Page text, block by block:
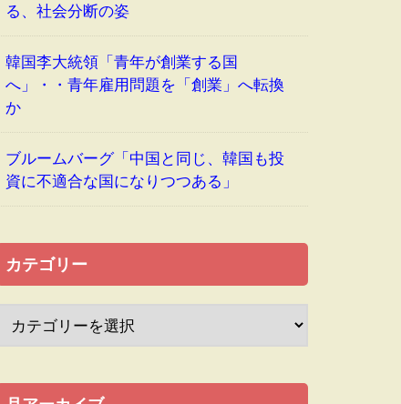
る、社会分断の姿
韓国李大統領「青年が創業する国
へ」・・青年雇用問題を「創業」へ転換
か
ブルームバーグ「中国と同じ、韓国も投
資に不適合な国になりつつある」
カテゴリー